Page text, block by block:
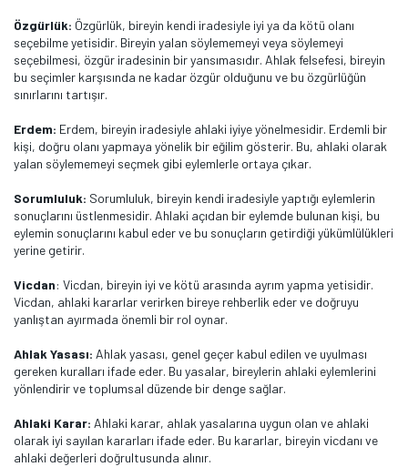
Özgürlük: Özgürlük, bireyin kendi iradesiyle iyi ya da kötü olanı
seçebilme yetisidir. Bireyin yalan söylememeyi veya söylemeyi
seçebilmesi, özgür iradesinin bir yansımasıdır. Ahlak felsefesi, bireyin
bu seçimler karşısında ne kadar özgür olduğunu ve bu özgürlüğün
sınırlarını tartışır.
Erdem: Erdem, bireyin iradesiyle ahlaki iyiye yönelmesidir. Erdemli bir
kişi, doğru olanı yapmaya yönelik bir eğilim gösterir. Bu, ahlaki olarak
yalan söylememeyi seçmek gibi eylemlerle ortaya çıkar.
Sorumluluk: Sorumluluk, bireyin kendi iradesiyle yaptığı eylemlerin
sonuçlarını üstlenmesidir. Ahlaki açıdan bir eylemde bulunan kişi, bu
eylemin sonuçlarını kabul eder ve bu sonuçların getirdiği yükümlülükleri
yerine getirir.
Vicdan: Vicdan, bireyin iyi ve kötü arasında ayrım yapma yetisidir.
Vicdan, ahlaki kararlar verirken bireye rehberlik eder ve doğruyu
yanlıştan ayırmada önemli bir rol oynar.
Ahlak Yasası: Ahlak yasası, genel geçer kabul edilen ve uyulması
gereken kuralları ifade eder. Bu yasalar, bireylerin ahlaki eylemlerini
yönlendirir ve toplumsal düzende bir denge sağlar.
Ahlaki Karar: Ahlaki karar, ahlak yasalarına uygun olan ve ahlaki
olarak iyi sayılan kararları ifade eder. Bu kararlar, bireyin vicdanı ve
ahlaki değerleri doğrultusunda alınır.